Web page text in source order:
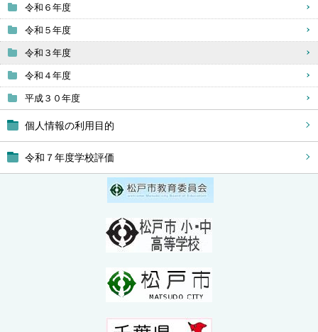
令和６年度
令和５年度
令和３年度
令和４年度
平成３０年度
個人情報の利用目的
令和７年度学校評価